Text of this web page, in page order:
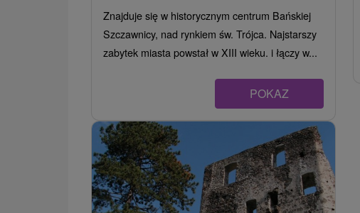
Znajduje się w historycznym centrum Bańskiej
Szczawnicy, nad rynkiem św. Trójca. Najstarszy
zabytek miasta powstał w XIII wieku. i łączy w...
POKAZ